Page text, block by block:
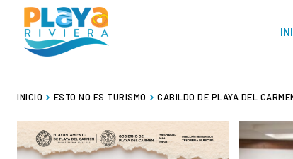
INICIO ESTO NO ES TURISMO CABILDO DE PLAYA DEL